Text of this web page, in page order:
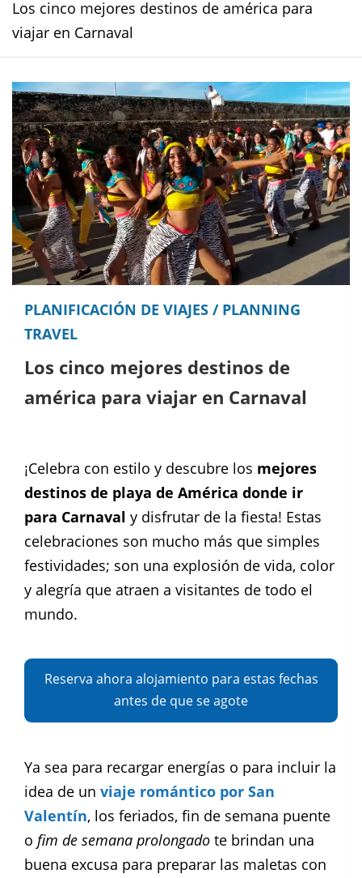
Los cinco mejores destinos de américa para
viajar en Carnaval
PLANIFICACIÓN DE VIAJES / PLANNING
TRAVEL
Los cinco mejores destinos de
américa para viajar en Carnaval
¡Celebra con estilo y descubre los mejores
destinos de playa de América donde ir
para Carnaval y disfrutar de la fiesta! Estas
celebraciones son mucho más que simples
festividades; son una explosión de vida, color
y alegría que atraen a visitantes de todo el
mundo.
Reserva ahora alojamiento para estas fechas
antes de que se agote
Ya sea para recargar energías o para incluir la
idea de un viaje romántico por San
Valentín, los feriados, fin de semana puente
o fim de semana prolongado te brindan una
buena excusa para preparar las maletas con